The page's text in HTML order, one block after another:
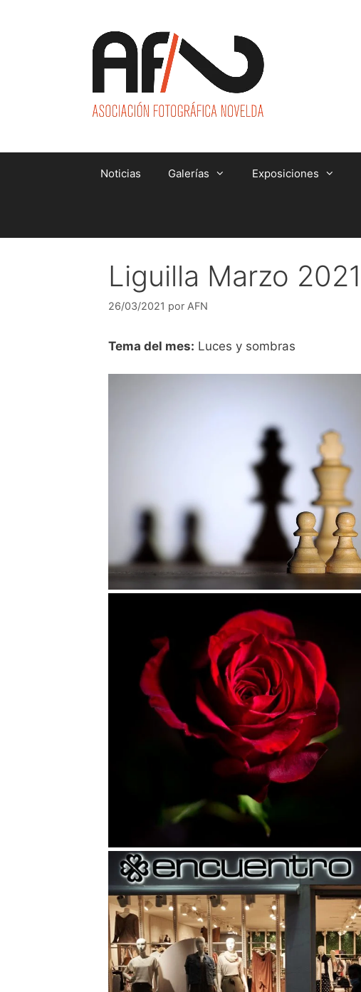
Noticias Galerías Exposiciones
Liguilla Marzo 2021
26/03/2021 por AFN
Tema del mes: Luces y sombras